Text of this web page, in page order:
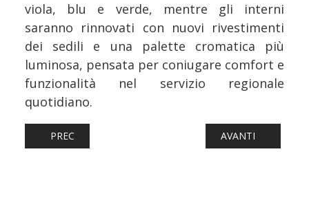
viola, blu e verde, mentre gli interni
saranno rinnovati con nuovi rivestimenti
dei sedili e una palette cromatica più
luminosa, pensata per coniugare comfort e
funzionalità nel servizio regionale
quotidiano.
ARTICOLO PRECEDENTE: FERROVIE: SCONTRO FRA
PREC ARTICOLO
AVANTI